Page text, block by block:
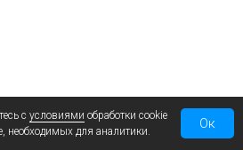
с условиями обработки cookie
необходимых для аналитики.
Ок